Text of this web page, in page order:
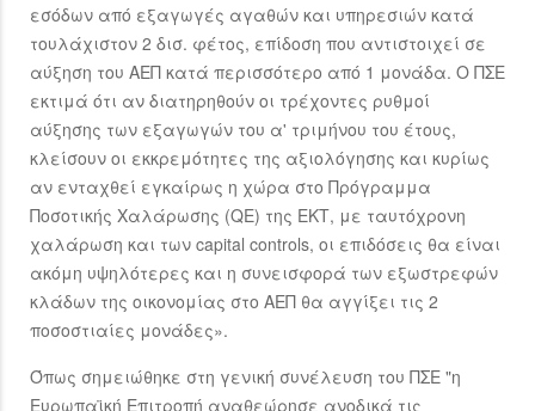
εσόδων από εξαγωγές αγαθών και υπηρεσιών κατά
τουλάχιστον 2 δισ. φέτος, επίδοση που αντιστοιχεί σε
αύξηση του ΑΕΠ κατά περισσότερο από 1 μονάδα. Ο ΠΣΕ
εκτιμά ότι αν διατηρηθούν οι τρέχοντες ρυθμοί
αύξησης των εξαγωγών του α' τριμήνου του έτους,
κλείσουν οι εκκρεμότητες της αξιολόγησης και κυρίως
αν ενταχθεί εγκαίρως η χώρα στο Πρόγραμμα
Ποσοτικής Χαλάρωσης (QE) της ΕΚΤ, με ταυτόχρονη
χαλάρωση και των capital controls, οι επιδόσεις θα είναι
ακόμη υψηλότερες και η συνεισφορά των εξωστρεφών
κλάδων της οικονομίας στο ΑΕΠ θα αγγίξει τις 2
ποσοστιαίες μονάδες».
Όπως σημειώθηκε στη γενική συνέλευση του ΠΣΕ "η
Ευρωπαϊκή Επιτροπή αναθεώρησε ανοδικά τις